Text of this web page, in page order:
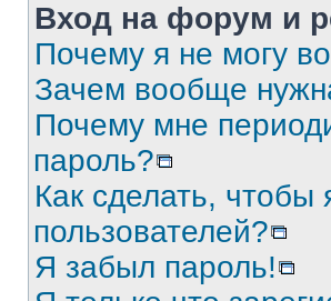
Вход на форум и
Почему я не могу
Зачем вообще
Почему мне
пароль?
Как сделать, чтобы
пользователей?
Я забыл пароль!